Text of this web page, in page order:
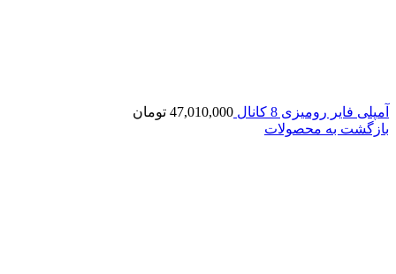
آمپلی فایر رومیزی 8 کانال 47,010,000 تومان
بازگشت به محصولات